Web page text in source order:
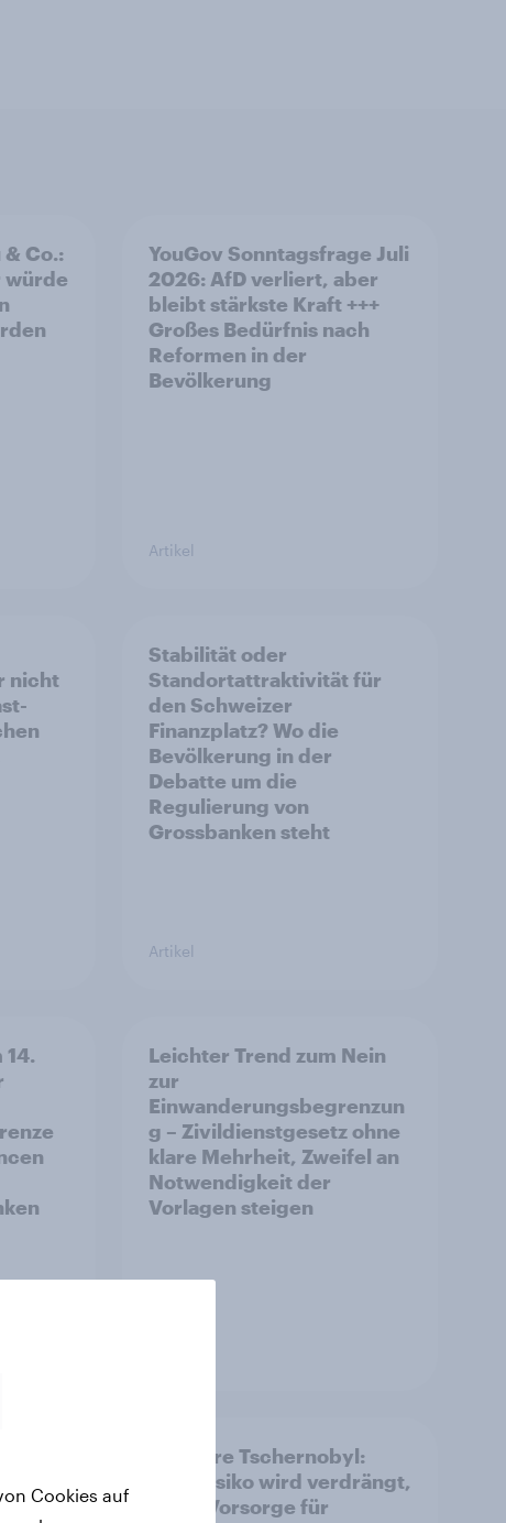
& Co.:
würde
YouGov Sonntagsfrage Juli
2026: AfD verliert, aber
bleibt stärkste Kraft +++
Großes Bedürfnis nach
Reformen in der
Bevölkerung
Artikel
nicht
Stabilität oder
Standortattraktivität für
den Schweizer
Finanzplatz? Wo die
Bevölkerung in der
Debatte um die
Regulierung von
Grossbanken steht
Artikel
14.
Leichter Trend zum Nein
zur
Einwanderungsbegrenzun
g – Zivildienstgesetz ohne
klare Mehrheit, Zweifel an
Notwendigkeit der
Vorlagen steigen
40 Jahre Tschernobyl:
Atomrisiko wird verdrängt,
kaum Vorsorge für
Cookies auf